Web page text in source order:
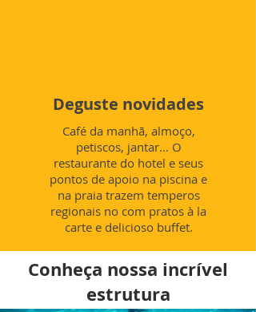
Deguste novidades
Café da manhã, almoço,
petiscos, jantar... O
restaurante do hotel e seus
pontos de apoio na piscina e
na praia trazem temperos
regionais no com pratos à la
carte e delicioso buffet.
Conheça nossa incrível
estrutura